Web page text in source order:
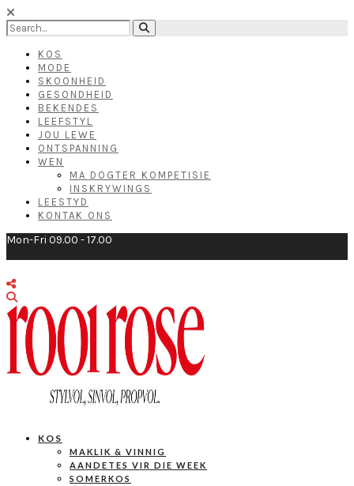
KOS
MODE
SKOONHEID
GESONDHEID
BEKENDES
LEEFSTYL
JOU LEWE
ONTSPANNING
WEN
MA DOGTER KOMPETISIE
INSKRYWINGS
LEESTYD
KONTAK ONS
Mon-Fri 09.00 - 17.00
KOS
MAKLIK & VINNIG
AANDETES VIR DIE WEEK
SOMERKOS